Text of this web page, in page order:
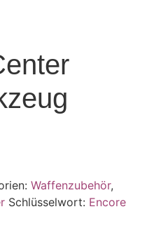
Waffenzubehör,
Schlüsselwort: Encore